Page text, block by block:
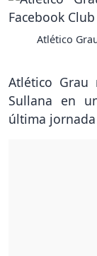
Atlético
Atlético Grau
Sullana en
última